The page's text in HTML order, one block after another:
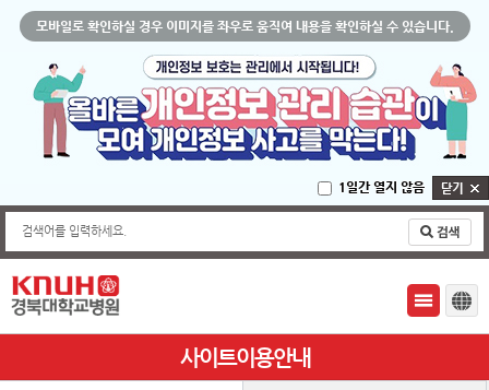
모바일로 확인하실 경우 이미지를 좌우로 움직여 내용을 확인하실 수 있습니다.
1일간 열지 않음
검색어를 입력하세요.
사이트이용안내